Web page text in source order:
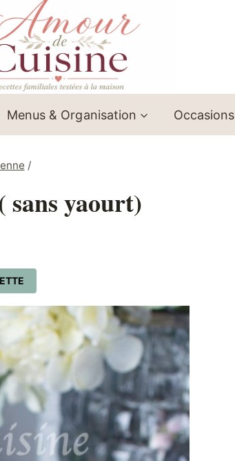
Menus & Organisation Occasions
/
sans yaourt)